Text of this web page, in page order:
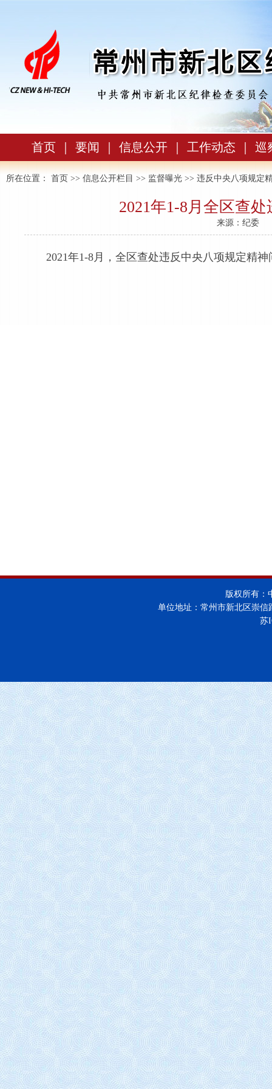
首页 要闻 信息公开 工作动态 巡
所在位置： 首页 >> 信息公开栏目 >> 监督曝光 >> 违反中央八项规定
2021年1-8月全区查
来源：纪委
2021年1-8月，全区查处违反中央八项规定精
版权所有：
单位地址：常州市新北区崇
苏